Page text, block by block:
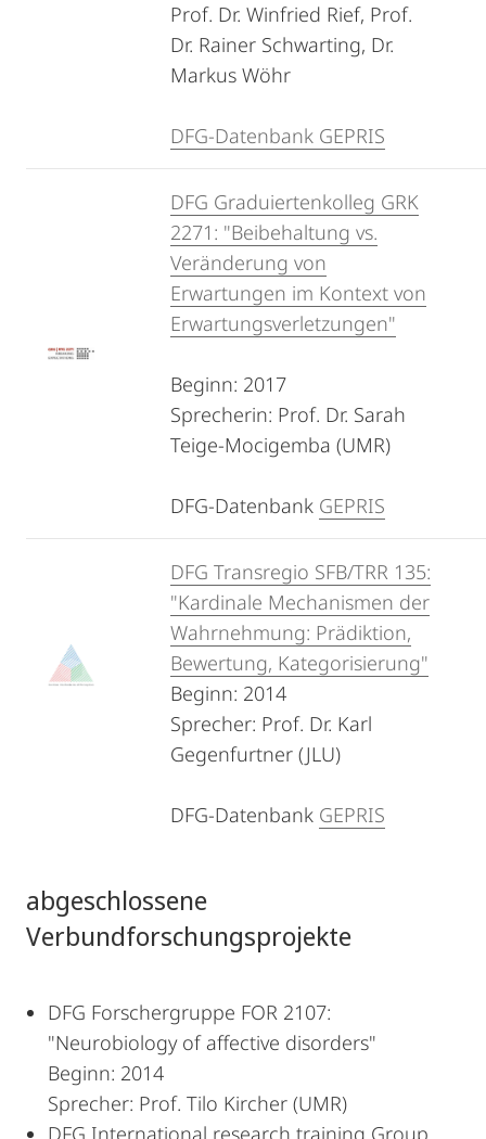
Prof. Dr. Winfried Rief, Prof.
Dr. Rainer Schwarting, Dr.
Markus Wöhr
DFG-Datenbank GEPRIS
DFG Graduiertenkolleg GRK
2271: "Beibehaltung vs.
Veränderung von
Erwartungen im Kontext von
Erwartungsverletzungen"
Beginn: 2017
Sprecherin: Prof. Dr. Sarah
Teige-Mocigemba (UMR)
DFG-Datenbank GEPRIS
DFG Transregio SFB/TRR 135:
"Kardinale Mechanismen der
Wahrnehmung: Prädiktion,
Bewertung, Kategorisierung"
Beginn: 2014
Sprecher: Prof. Dr. Karl
Gegenfurtner (JLU)
DFG-Datenbank GEPRIS
abgeschlossene
Verbundforschungsprojekte
DFG Forschergruppe FOR 2107:
"Neurobiology of affective disorders"
Beginn: 2014
Sprecher: Prof. Tilo Kircher (UMR)
DFG International research training Group